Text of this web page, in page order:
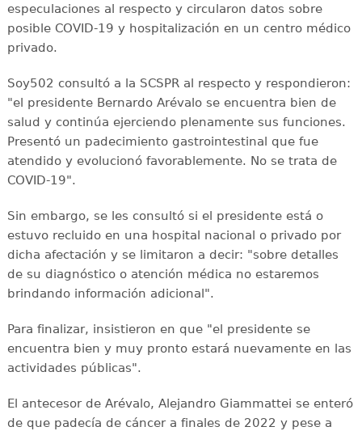
especulaciones al respecto y circularon datos sobre
posible COVID-19 y hospitalización en un centro médico
privado.
Soy502 consultó a la SCSPR al respecto y respondieron:
"el presidente Bernardo Arévalo se encuentra bien de
salud y continúa ejerciendo plenamente sus funciones.
Presentó un padecimiento gastrointestinal que fue
atendido y evolucionó favorablemente. No se trata de
COVID-19".
Sin embargo, se les consultó si el presidente está o
estuvo recluido en una hospital nacional o privado por
dicha afectación y se limitaron a decir: "sobre detalles
de su diagnóstico o atención médica no estaremos
brindando información adicional".
Para finalizar, insistieron en que "el presidente se
encuentra bien y muy pronto estará nuevamente en las
actividades públicas".
El antecesor de Arévalo, Alejandro Giammattei se enteró
de que padecía de cáncer a finales de 2022 y pese a